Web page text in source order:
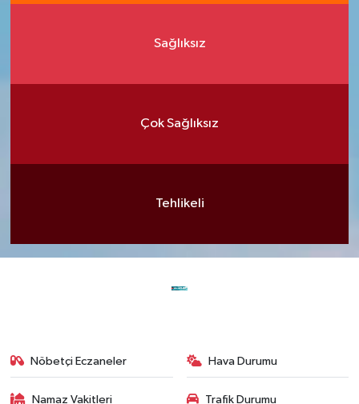
Sağlıksız
Çok Sağlıksız
Tehlikeli
Nöbetçi Eczaneler Hava Durumu
Namaz Vakitleri Trafik Durumu